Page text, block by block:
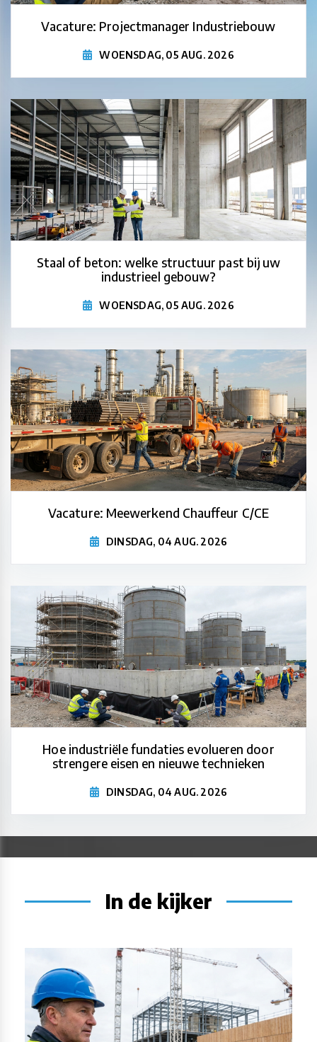
Vacature: Projectmanager Industriebouw
WOENSDAG, 05 AUG. 2026
Staal of beton: welke structuur past bij uw
industrieel gebouw?
WOENSDAG, 05 AUG. 2026
Vacature: Meewerkend Chauffeur C/CE
DINSDAG, 04 AUG. 2026
Hoe industriële fundaties evolueren door
strengere eisen en nieuwe technieken
DINSDAG, 04 AUG. 2026
In de kijker